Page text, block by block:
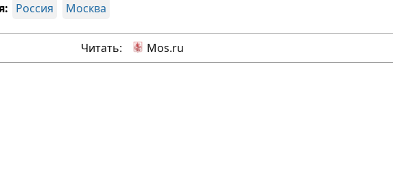
Россия Москва
Читать: Mos.ru